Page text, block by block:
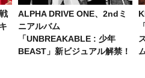
ALPHA DRIVE ONE、2ndミ
ニアルバム
「UNBREAKABLE : 少年
BEAST」新ビジュアル解禁！